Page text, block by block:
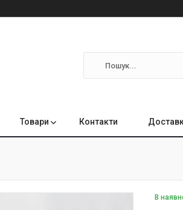
Товари Контакти
В